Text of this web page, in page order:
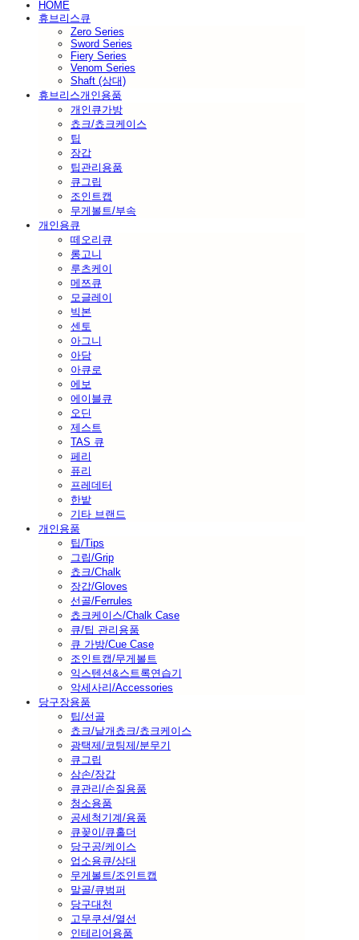
HOME
휴브리스큐
Zero Series
Sword Series
Fiery Series
Venom Series
Shaft (상대)
휴브리스개인용품
개인큐가방
쵸크/쵸크케이스
팁
장갑
팁관리용품
큐그립
조인트캡
무게볼트/부속
개인용큐
떼오리큐
롱고니
루츠케이
메쯔큐
모글레이
빅본
센토
아그니
아담
아큐로
에보
에이블큐
오딘
제스트
TAS 큐
페리
퓨리
프레데터
한밭
기타 브랜드
개인용품
팁/Tips
그립/Grip
쵸크/Chalk
장갑/Gloves
선골/Ferrules
쵸크케이스/Chalk Case
큐/팁 관리용품
큐 가방/Cue Case
조인트캡/무게볼트
익스텐션&스트록연습기
악세사리/Accessories
당구장용품
팁/선골
쵸크/낱개쵸크/쵸크케이스
광택제/코팅제/분무기
큐그립
삼손/장갑
큐관리/손질용품
청소용품
공세척기계/용품
큐꽂이/큐홀더
당구공/케이스
업소용큐/상대
무게볼트/조인트캡
말골/큐범퍼
당구대천
고무쿠션/열선
인테리어용품